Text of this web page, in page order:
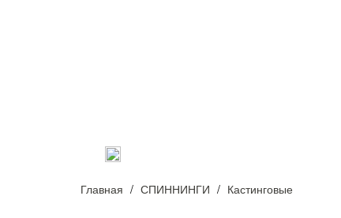
Главная СПИННИНГИ Кастинговые